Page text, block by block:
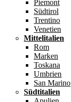
Piemont
Südtirol
Trentino
Venetien
Mittelitalien
Rom
Marken
Toskana
Umbrien
San Marino
Südtitalien